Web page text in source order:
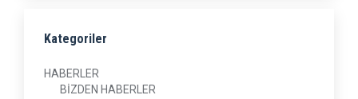
Kategoriler
HABERLER
BİZDEN HABERLER